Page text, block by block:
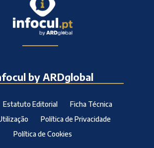
by ARDglobal
Estatuto Editorial
Ficha Técnica
Política de Privacidade
Política de Cookies